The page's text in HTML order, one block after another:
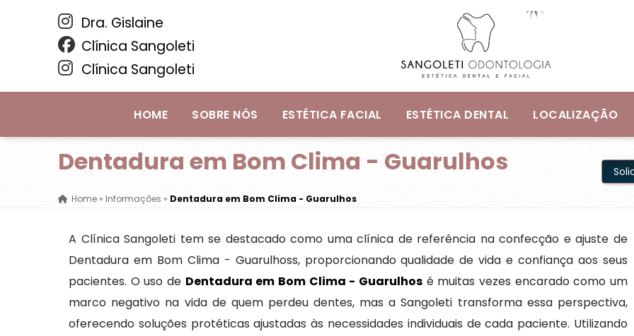
Dra. Gislaine
Clínica Sangoleti
Clínica Sangoleti
HOME SOBRE NÓS ESTÉTICA FACIAL ESTÉTICA DENTAL LOCALIZAÇÃO
Dentadura em Bom Clima - Guarulhos
Home»Informações » Dentadura em Bom Clima - Guarulhos
A Clínica Sangoleti tem se destacado como uma clínica de referência na confecção e ajuste de
Dentadura em Bom Clima - Guarulhoss, proporcionando qualidade de vida e confiança aos seus
pacientes. O uso de Dentadura em Bom Clima - Guarulhosé muitas vezes encarado como um
marco negativo na vida de quem perdeu dentes, mas a Sangoleti transforma essa perspectiva,
oferecendo soluções protéticas ajustadas às necessidades individuais de cada paciente. Utilizando